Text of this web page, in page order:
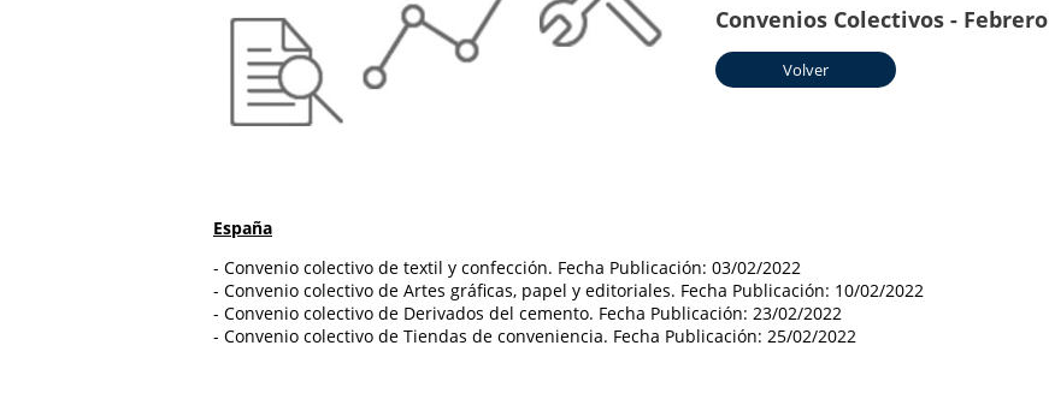
Convenios Colectivos - Febrero
Volver
España
- Convenio colectivo de textil y confección. Fecha Publicación: 03/02/2022
- Convenio colectivo de Artes gráficas, papel y editoriales. Fecha Publicación: 10/02/2022
- Convenio colectivo de Derivados del cemento. Fecha Publicación: 23/02/2022
- Convenio colectivo de Tiendas de conveniencia. Fecha Publicación: 25/02/2022